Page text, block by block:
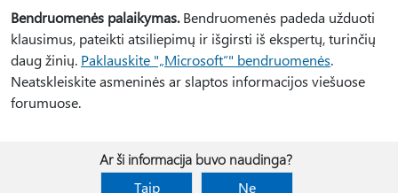
Bendruomenės palaikymas.Bendruomenės padeda užduoti
klausimus, pateikti atsiliepimų ir išgirsti iš ekspertų, turinčių
daug žinių. Paklauskite "„Microsoft“" bendruomenės.
Neatskleiskite asmeninės ar slaptos informacijos viešuose
forumuose.
Ar ši informacija buvo naudinga?
Taip
Ne